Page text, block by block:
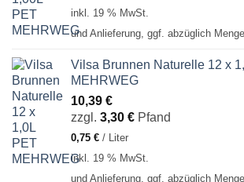
inkl. 19 % MwSt.
und Anlieferung, ggf. abzüglich
Vilsa Brunnen Naturelle 12 x
MEHRWEG
10,39 €
zzgl. 3,30 € Pfand
0,75 € / Liter
inkl. 19 % MwSt.
und Anlieferung, ggf. abzüglich